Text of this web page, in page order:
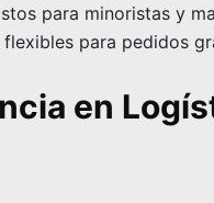
para minoristas y
flexibles para pedidos
en